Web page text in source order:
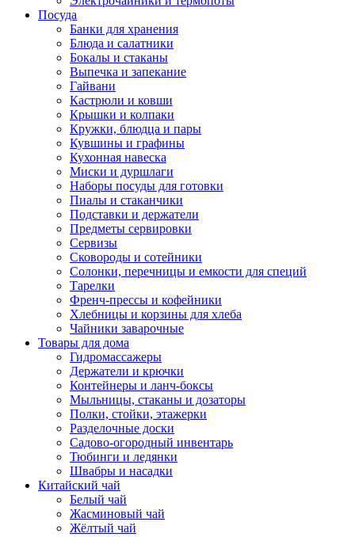
Посуда
Банки для хранения
Блюда и салатники
Бокалы и стаканы
Выпечка и запекание
Гайвани
Кастрюли и ковши
Крышки и колпаки
Кружки, блюдца и пары
Кувшины и графины
Кухонная навеска
Миски и дуршлаги
Наборы посуды для готовки
Пиалы и стаканчики
Подставки и держатели
Предметы сервировки
Сервизы
Сковороды и сотейники
Солонки, перечницы и емкости для специй
Тарелки
Френч-прессы и кофейники
Хлебницы и корзины для хлеба
Чайники заварочные
Товары для дома
Гидромассажеры
Держатели и крючки
Контейнеры и ланч-боксы
Мыльницы, стаканы и дозаторы
Полки, стойки, этажерки
Разделочные доски
Садово-огородный инвентарь
Тюбинги и ледянки
Швабры и насадки
Китайский чай
Белый чай
Жасминовый чай
Жёлтый чай